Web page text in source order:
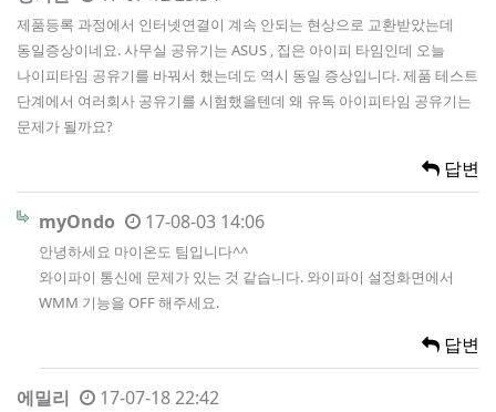
제품등록 과정에서 인터넷연결이 계속 안되는 현상으로 교환받았는데
동일증상이네요. 사무실 공유기는 ASUS , 집은 아이피 타임인데 오늘
나이피타임 공유기를 바꿔서 했는데도 역시 동일 증상입니다. 제품 테스트
단계에서 여러회사 공유기를 시험했을텐데 왜 유독 아이피타임 공유기는
문제가 될까요?
답변
myOndo 17-08-03 14:06
안녕하세요 마이온도 팀입니다^^
와이파이 통신에 문제가 있는 것 같습니다. 와이파이 설정화면에서
WMM 기능을 OFF 해주세요.
답변
에밀리 17-07-18 22:42